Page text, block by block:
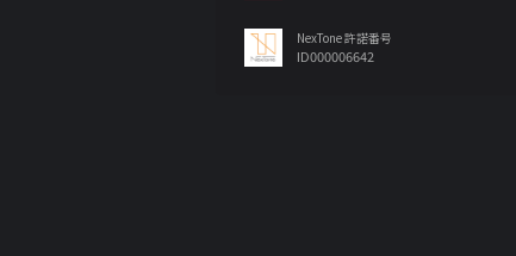
NexTone 許諾番号
ID000006642